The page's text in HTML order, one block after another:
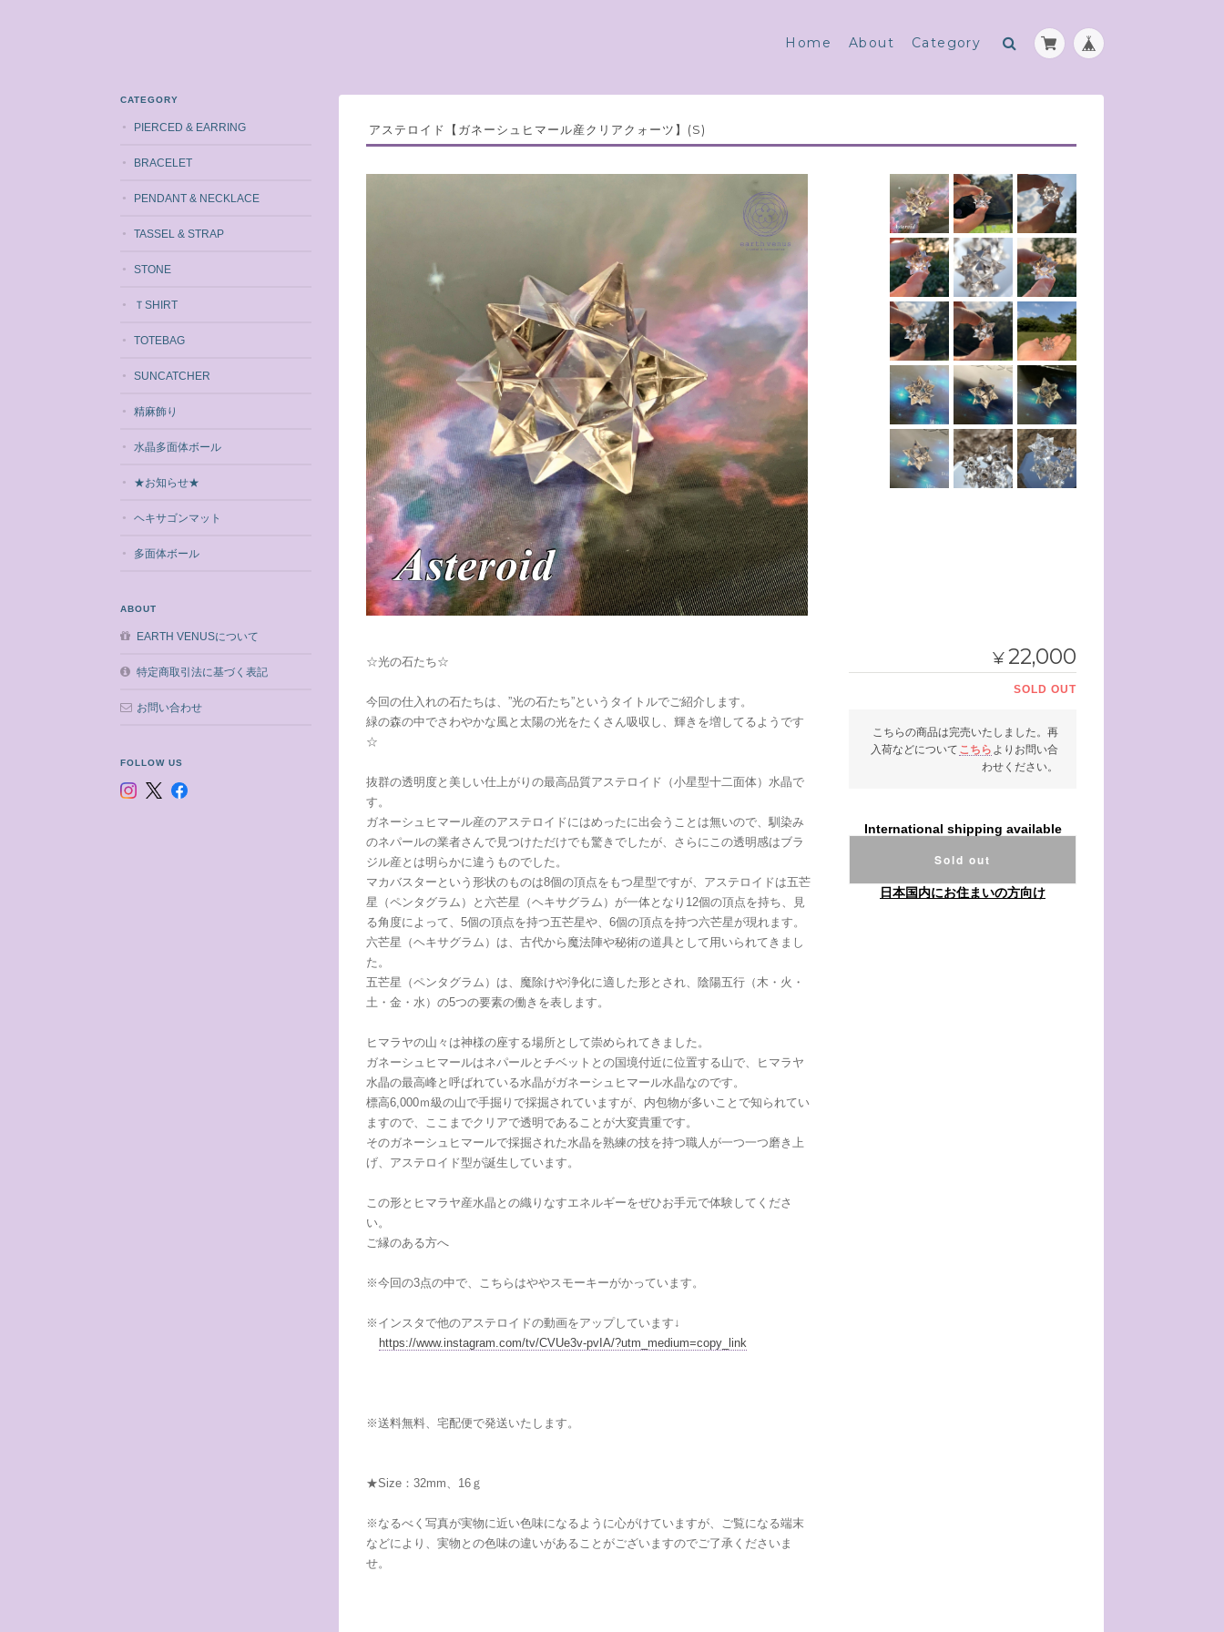
Home About Category
アステロイド【ガネーシュヒマール産クリアクォーツ】(S)
☆光の石たち☆
今回の仕入れの石たちは、”光の石たち”というタイトルでご紹介します。
緑の森の中でさわやかな風と太陽の光をたくさん吸収し、輝きを増してるようです
☆
抜群の透明度と美しい仕上がりの最高品質アステロイド（小星型十二面体）水晶で
す。
ガネーシュヒマール産のアステロイドにはめったに出会うことは無いので、馴染み
のネパールの業者さんで見つけただけでも驚きでしたが、さらにこの透明感はブラ
ジル産とは明らかに違うものでした。
マカバスターという形状のものは8個の頂点をもつ星型ですが、アステロイドは五芒
星（ペンタグラム）と六芒星（ヘキサグラム）が一体となり12個の頂点を持ち、見
る角度によって、5個の頂点を持つ五芒星や、6個の頂点を持つ六芒星が現れます。
六芒星（ヘキサグラム）は、古代から魔法陣や秘術の道具として用いられてきまし
た。
五芒星（ペンタグラム）は、魔除けや浄化に適した形とされ、陰陽五行（木・火・
土・金・水）の5つの要素の働きを表します。
ヒマラヤの山々は神様の座する場所として崇められてきました。
ガネーシュヒマールはネパールとチベットとの国境付近に位置する山で、ヒマラヤ
水晶の最高峰と呼ばれている水晶がガネーシュヒマール水晶なのです。
標高6,000ｍ級の山で手掘りで採掘されていますが、内包物が多いことで知られてい
ますので、ここまでクリアで透明であることが大変貴重です。
そのガネーシュヒマールで採掘された水晶を熟練の技を持つ職人が一つ一つ磨き上
げ、アステロイド型が誕生しています。
この形とヒマラヤ産水晶との織りなすエネルギーをぜひお手元で体験してくださ
い。
ご縁のある方へ
※今回の3点の中で、こちらはややスモーキーがかっています。
※インスタで他のアステロイドの動画をアップしています↓
https://www.instagram.com/tv/CVUe3v-pvIA/?utm_medium=copy_link
※送料無料、宅配便で発送いたします。
★Size：32mm、16ｇ
※なるべく写真が実物に近い色味になるように心がけていますが、ご覧になる端末
などにより、実物との色味の違いがあることがございますのでご了承くださいま
せ。
¥22,000
SOLD OUT
こちらの商品は完売いたしました。再
入荷などについて こちら よりお問い合
わせください。
International shipping available
Sold out
日本国内にお住まいの方向け
CATEGORY
PIERCED & EARRING
BRACELET
PENDANT & NECKLACE
TASSEL & STRAP
STONE
ＴSHIRT
TOTEBAG
SUNCATCHER
精麻飾り
水晶多面体ボール
★お知らせ★
ヘキサゴンマット
多面体ボール
ABOUT
EARTH VENUSについて
特定商取引法に基づく表記
お問い合わせ
FOLLOW US